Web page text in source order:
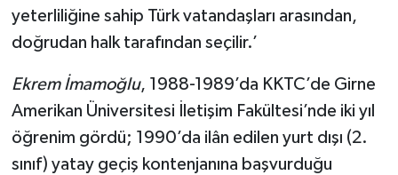
yeterliliğine sahip Türk vatandaşları arasından,
doğrudan halk tarafından seçilir.’
Ekrem İmamoğlu, 1988-1989’da KKTC’de Girne
Amerikan Üniversitesi İletişim Fakültesi’nde iki yıl
öğrenim gördü; 1990’da ilân edilen yurt dışı (2.
sınıf) yatay geçiş kontenjanına başvurduğu